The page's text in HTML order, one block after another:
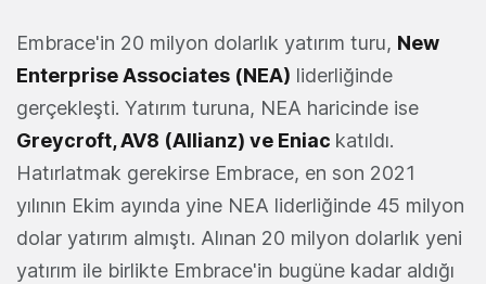
Embrace'in 20 milyon dolarlık yatırım turu, New
Enterprise Associates (NEA) liderliğinde
gerçekleşti. Yatırım turuna, NEA haricinde ise
Greycroft, AV8 (Allianz) ve Eniac katıldı.
Hatırlatmak gerekirse Embrace, en son 2021
yılının Ekim ayında yine NEA liderliğinde 45 milyon
dolar yatırım almıştı. Alınan 20 milyon dolarlık yeni
yatırım ile birlikte Embrace'in bugüne kadar aldığı